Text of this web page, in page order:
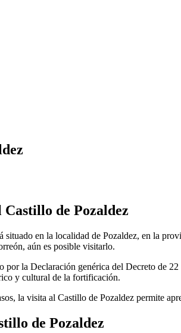
de Pozaldez
situado en la localidad de Pozaldez, en la
aún es posible visitarlo.
por la Declaración genérica del Decreto de
y cultural de la fortificación.
la visita al Castillo de Pozaldez permite
de Pozaldez